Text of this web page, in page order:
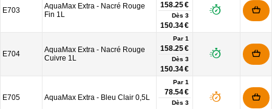
E703
AquaMax Extra - Nacré Rouge
Fin 1L
158.25 €
Dès 3
150.34 €
E704
AquaMax Extra - Nacré Rouge
Cuivre 1L
Par 1
158.25 €
Dès 3
150.34 €
E705 AquaMax Extra - Bleu Clair 0,5L
Par 1
78.54 €
Dès 3